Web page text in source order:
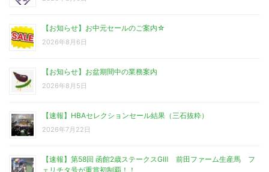
【お知らせ】お中元セールのご案内☆
2026年8月6日
【お知らせ】お盆期間中の業務案内
2026年8月5日
【速報】HBAセレクションセール結果（三石抜粋）
2026年7月22日
【速報】第58回 函館2歳ステークスGⅢ 前田ファーム生産馬 フ
ェリチタ号が重賞初制覇！！